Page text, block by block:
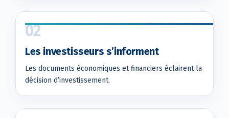
02
Les investisseurs s’informent
Les documents économiques et financiers éclairent la
décision d’investissement.